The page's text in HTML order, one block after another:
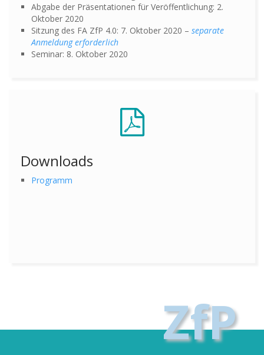
Abgabe der Präsentationen für Veröffentlichung: 2.
Oktober 2020
Sitzung des FA ZfP 4.0: 7. Oktober 2020 – separate
Anmeldung erforderlich
Seminar: 8. Oktober 2020
Downloads
Programm
ZfP